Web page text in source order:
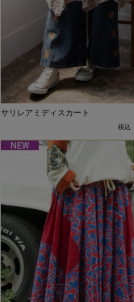
サリレアミディスカート